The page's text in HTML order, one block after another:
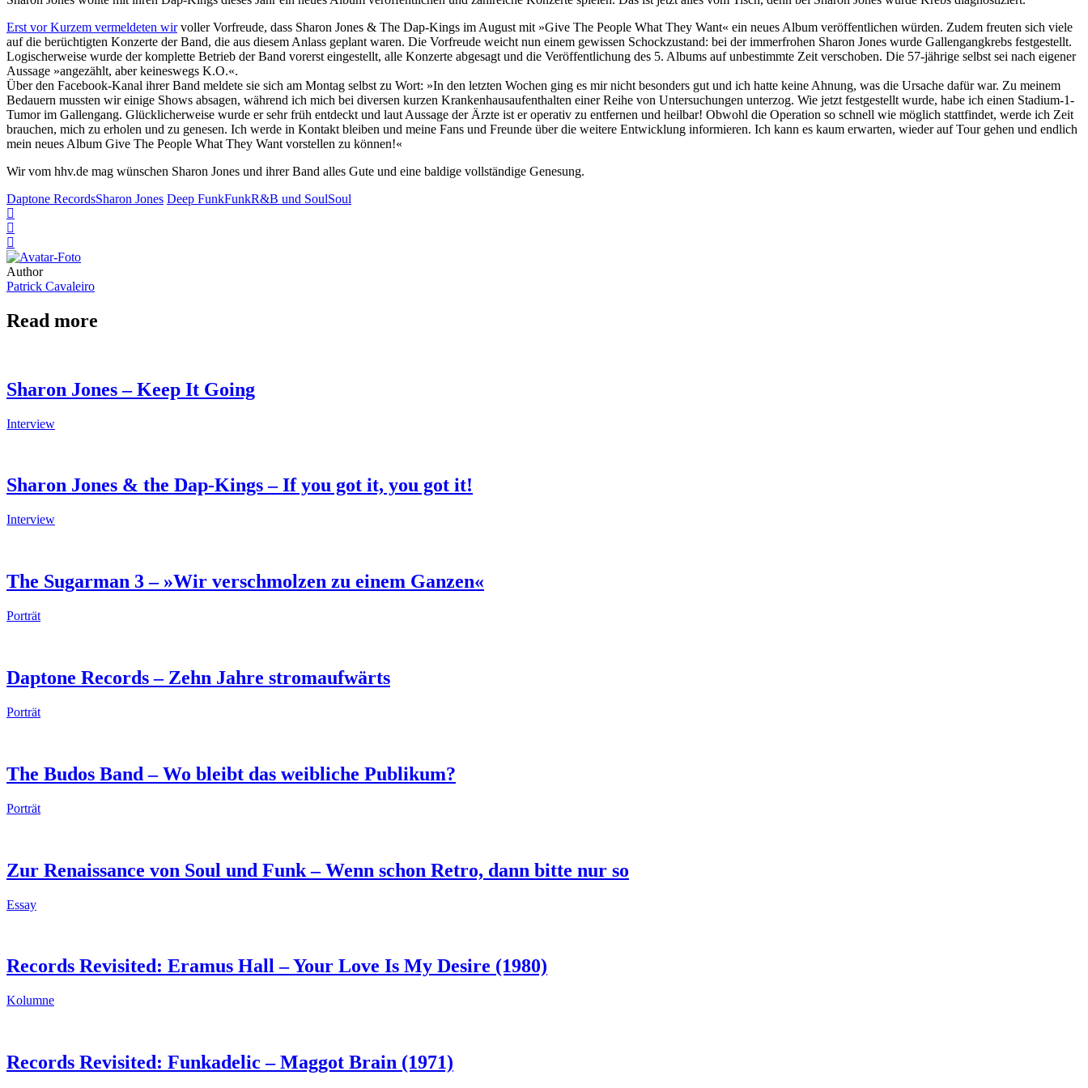
Erst vor Kurzem vermeldeten wirvoller Vorfreude, dass Sharon Jones & The Dap-Kings im August mit »Give The People What They Want« ein neues Album veröffentlichen würden. Zudem freuten sich viele
auf die berüchtigten Konzerte der Band, die aus diesem Anlass geplant waren. Die Vorfreude weicht nun einem gewissen Schockzustand: bei der immerfrohen Sharon Jones wurde Gallengangkrebs festgestellt.
Logischerweise wurde der komplette Betrieb der Band vorerst eingestellt, alle Konzerte abgesagt und die Veröffentlichung des 5. Albums auf unbestimmte Zeit verschoben. Die 57-jährige selbst sei nach eigener
Aussage »angezählt, aber keineswegs K.O.«.
Über den Facebook-Kanal ihrer Band meldete sie sich am Montag selbst zu Wort: »In den letzten Wochen ging es mir nicht besonders gut und ich hatte keine Ahnung, was die Ursache dafür war. Zu meinem
Bedauern mussten wir einige Shows absagen, während ich mich bei diversen kurzen Krankenhausaufenthalten einer Reihe von Untersuchungen unterzog. Wie jetzt festgestellt wurde, habe ich einen Stadium-1-
Tumor im Gallengang. Glücklicherweise wurde er sehr früh entdeckt und laut Aussage der Ärzte ist er operativ zu entfernen und heilbar! Obwohl die Operation so schnell wie möglich stattfindet, werde ich Zeit
brauchen, mich zu erholen und zu genesen. Ich werde in Kontakt bleiben und meine Fans und Freunde über die weitere Entwicklung informieren. Ich kann es kaum erwarten, wieder auf Tour gehen und endlich
mein neues Album Give The People What They Want vorstellen zu können!«
Wir vom hhv.de mag wünschen Sharon Jones und ihrer Band alles Gute und eine baldige vollständige Genesung.
Daptone RecordsSharon Jones Deep FunkFunkR&B und SoulSoul
Author
Patrick Cavaleiro
Read more
Sharon Jones – Keep It Going
Interview
Sharon Jones & the Dap-Kings – If you got it, you got it!
Interview
The Sugarman 3 – »Wir verschmolzen zu einem Ganzen«
Porträt
Daptone Records – Zehn Jahre stromaufwärts
Porträt
The Budos Band – Wo bleibt das weibliche Publikum?
Porträt
Zur Renaissance von Soul und Funk – Wenn schon Retro, dann bitte nur so
Essay
Records Revisited: Eramus Hall – Your Love Is My Desire (1980)
Kolumne
Records Revisited: Funkadelic – Maggot Brain (1971)